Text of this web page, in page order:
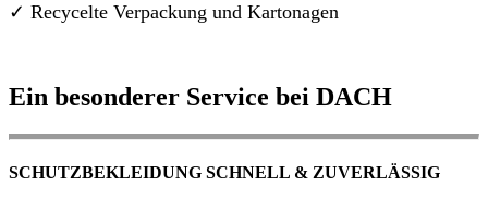
✓ Recycelte Verpackung und Kartonagen
Ein besonderer Service bei DACH
SCHUTZBEKLEIDUNG SCHNELL & ZUVERLÄSSIG